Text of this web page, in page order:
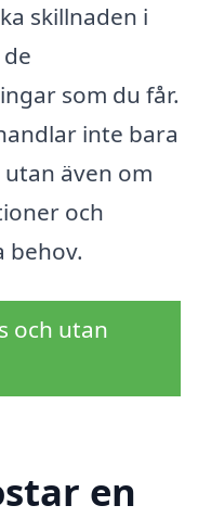
skillnaden i
som du får.
inte bara
även om
och
behov.
och utan
en